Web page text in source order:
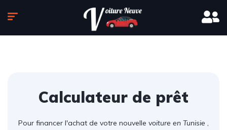
Calculateur de prêt
Pour financer l'achat de votre nouvelle voiture en Tunisie ,